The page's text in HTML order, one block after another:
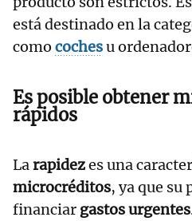
está destinado en la
como cochesu
Es posible obtener
rápidos
Larapidezes una
microcréditos, ya que
financiar gastos urgentes